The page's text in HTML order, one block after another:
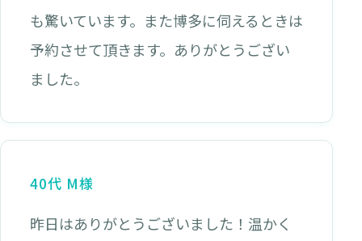
も驚いています。また博多に伺えるときは
予約させて頂きます。ありがとうござい
ました。
40代 M様
昨日はありがとうございました！温かく